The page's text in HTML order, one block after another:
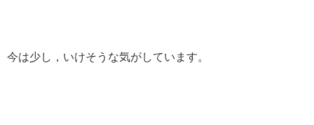
今は少し，いけそうな気がしています。